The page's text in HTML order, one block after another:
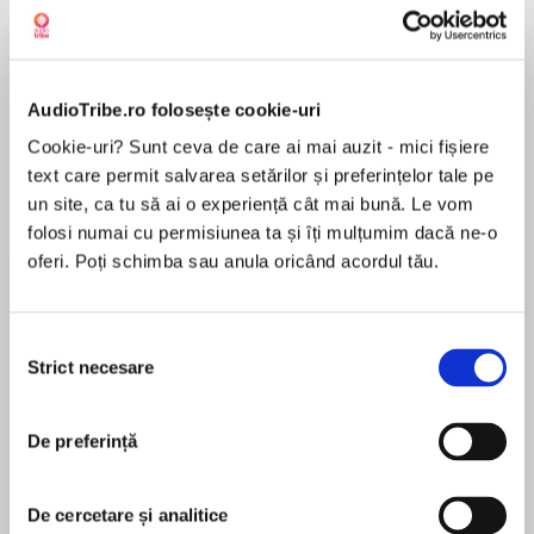
AudioTribe.ro folosește cookie-uri
Cookie-uri? Sunt ceva de care ai mai auzit - mici fișiere
text care permit salvarea setărilor și preferințelor tale pe
un site, ca tu să ai o experiență cât mai bună. Le vom
folosi numai cu permisiunea ta și îți mulțumim dacă ne-o
oferi. Poți schimba sau anula oricând acordul tău.
consimțământului
Strict necesare
De preferință
De cercetare și analitice
Sohn Won-pyung
Despre carte
Thisgroovy series from New York Times
bestselling team James and Kimberly Dean
introduces Pete the Cat before he was Pete the
Cat...when he was little Pete the Kitty!
Grumpy Toad’s house for a playdate! Grumpy
Toad has all the best toys: a truck, building
to be cat-tastic!
But when Grumpy Toad refuses to share any of
În acest moment nu există recenzii
James Dean
creator and illustrator of Pete the Cat. He is a self-